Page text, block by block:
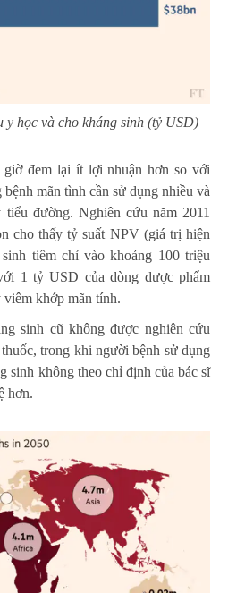
y học và cho kháng sinh (tỷ USD)
giờ đem lại ít lợi nhuận hơn so với
mãn tình cần sử dụng nhiều và
đường. Nghiên cứu năm 2011
cho thấy tỷ suất NPV (giá trị hiện
tiêm chỉ vào khoảng 100 triệu
1 tỷ USD của dòng dược phẩm
khớp mãn tính.
sinh cũ không được nghiên cứu
trong khi người bệnh sử dụng
sinh không theo chỉ định của bác sĩ
hơn.